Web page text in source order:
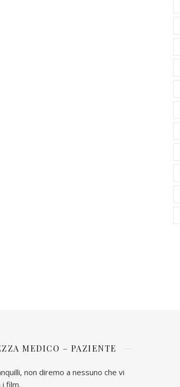
MEDICO – PAZIENTE
non diremo a nessuno che vi
film.